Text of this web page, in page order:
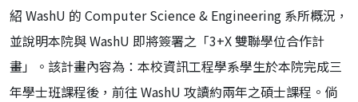
紹 WashU 的 Computer Science & Engineering 系所概況，
並說明本院與 WashU 即將簽署之「3+X 雙聯學位合作計
畫」。該計畫內容為：本校資訊工程學系學生於本院完成三
年學士班課程後，前往 WashU 攻讀約兩年之碩士課程。倘